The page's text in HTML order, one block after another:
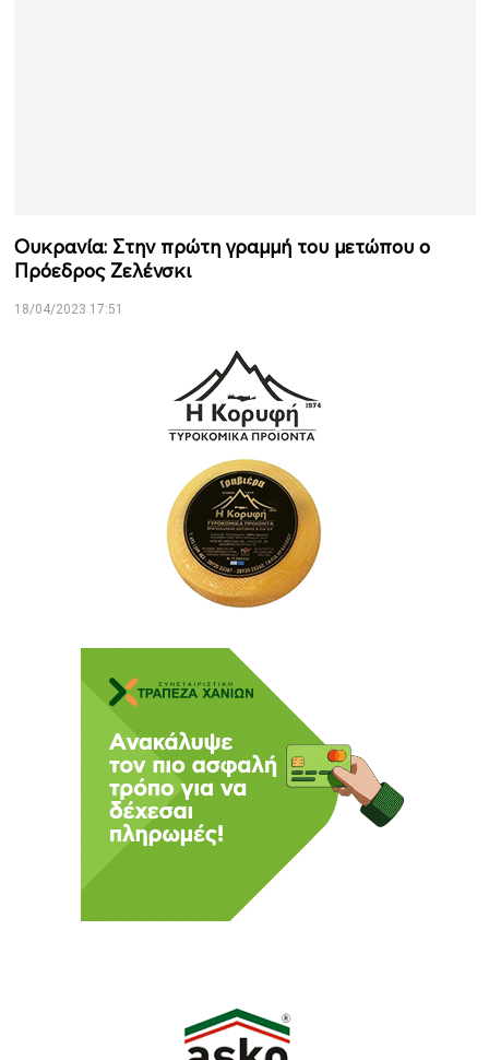
Ουκρανία: Στην πρώτη γραμμή του μετώπου ο
Πρόεδρος Ζελένσκι
18/04/2023 17:51